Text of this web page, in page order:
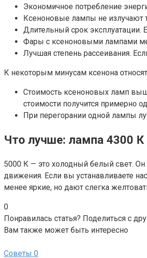
Экономичное потребление
Ксеноновые лампы не излучают
Длительный срок
Фары с ксеноновыми лампами
Лучшая степень рассеивания.
К некоторым минусам ксенона
Стоимость ксеноновых ламп
стоимости получится примерно
При перегорании одной лампы
Что лучше: лампа 4300 К
5000 К — это холодный белый свет.
движения. Если вы устанавливаете
менее яркие, но дают слегка
0
Понравилась статья? Поделиться с
Вам также может быть интересно
Советы 0